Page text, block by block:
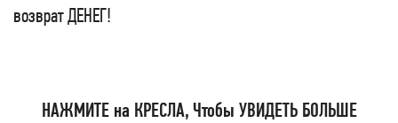
возврат ДЕНЕГ!
НАЖМИТЕ на КРЕСЛА, Чтобы УВИДЕТЬ БОЛЬШЕ